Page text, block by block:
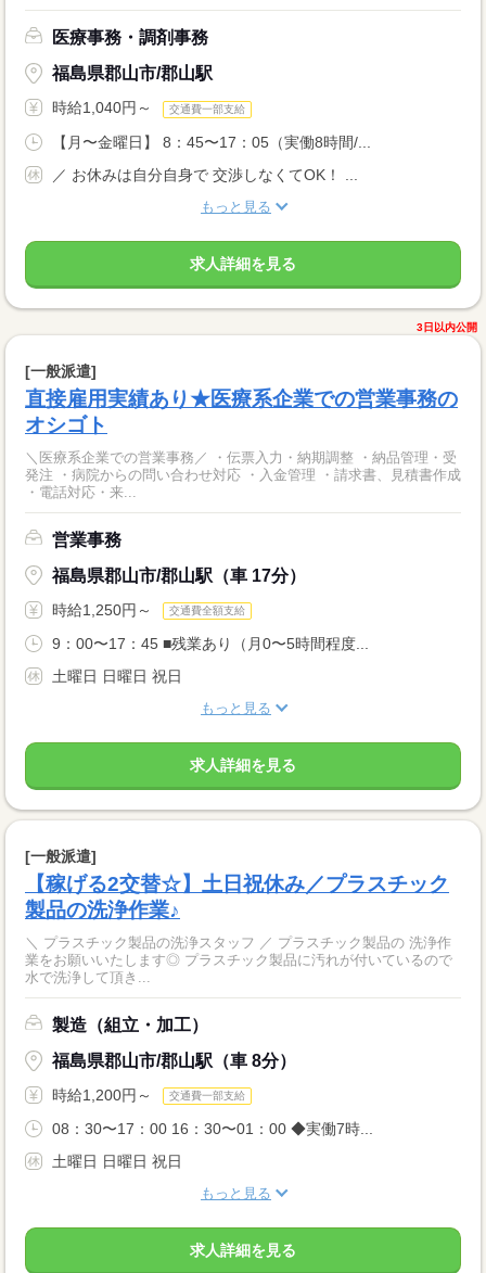
医療事務・調剤事務
福島県郡山市/郡山駅
時給1,040円～ 交通費一部支給
【月〜金曜日】 8：45〜17：05（実働8時間/...
／ お休みは自分自身で 交渉しなくてOK！ ...
もっと見る
求人詳細を見る
3日以内公開
[一般派遣]
直接雇用実績あり★医療系企業での営業事務の
オシゴト
＼医療系企業での営業事務／ ・伝票入力・納期調整 ・納品管理・受
発注 ・病院からの問い合わせ対応 ・入金管理 ・請求書、見積書作成
・電話対応・来...
営業事務
福島県郡山市/郡山駅（車 17分）
時給1,250円～ 交通費全額支給
9：00〜17：45 ■残業あり（月0〜5時間程度...
土曜日 日曜日 祝日
もっと見る
求人詳細を見る
[一般派遣]
【稼げる2交替☆】土日祝休み／プラスチック
製品の洗浄作業♪
＼ プラスチック製品の洗浄スタッフ ／ プラスチック製品の 洗浄作
業をお願いいたします◎ プラスチック製品に汚れが付いているので
水で洗浄して頂き...
製造（組立・加工）
福島県郡山市/郡山駅（車 8分）
時給1,200円～ 交通費一部支給
08：30〜17：00 16：30〜01：00 ◆実働7時...
土曜日 日曜日 祝日
もっと見る
求人詳細を見る